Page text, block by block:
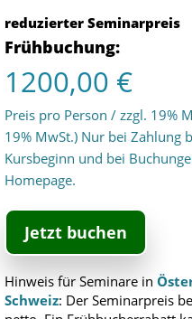
reduzierter Seminarpreis
Frühbuchung:
1200,00 €
Preis pro Person / zzgl. 19%
19% MwSt.) Nur bei Zahlung
Kursbeginn und bei
Homepage.
Jetzt buchen
Hinweis für Seminare in
Schweiz: Der Seminarpreis